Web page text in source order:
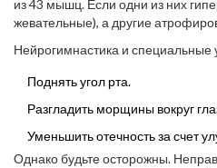
из 43 мышц. Если одни из них
жевательные), а другие
укрепление мышечного корсета
Нейрогимнастика и
Поднять угол рта.
Разгладить морщины вокруг
Уменьшить отечность за счет
Однако будьте осторожны.